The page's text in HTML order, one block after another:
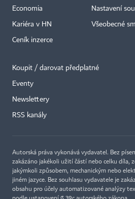
Economia
Kariéra v HN
Ceník inzerce
Nastavení
Všeobecné
Koupit / darovat předplatné
Eventy
Newslettery
RSS kanály
Autorská práva vykonává vydavatel. Bez
zakázáno jakékoli užití částí nebo celku díla,
jakýmkoli způsobem, mechanickým nebo
jiném jazyce. Bez souhlasu vydavatele je
obsahu pro účely automatizované analýzy